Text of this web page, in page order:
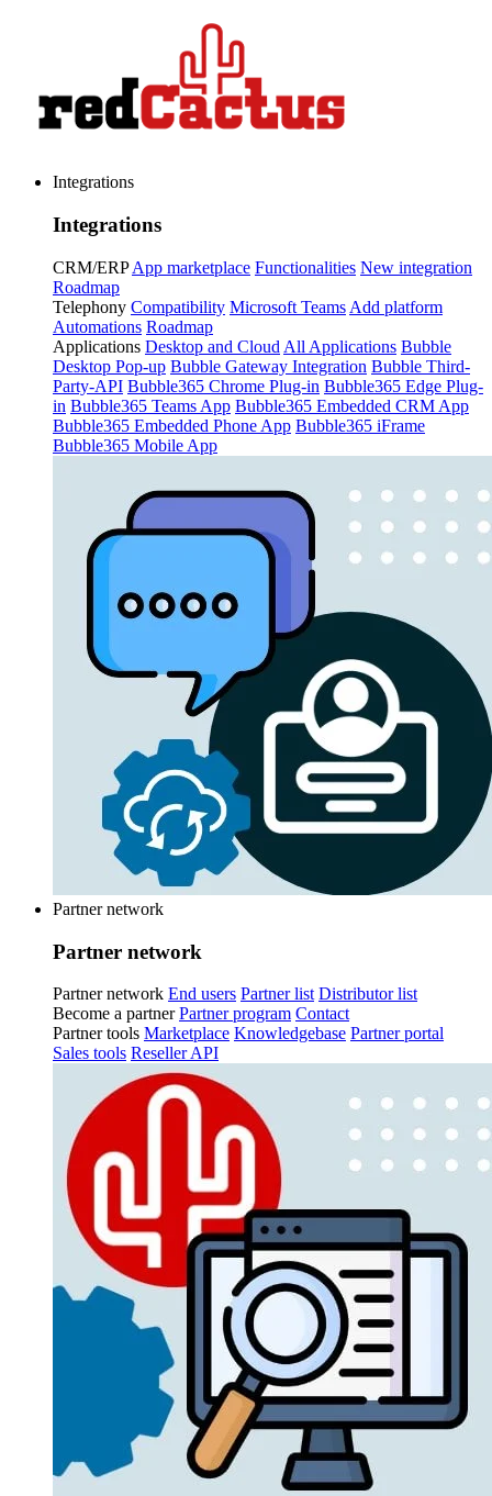
Integrations
Integrations
CRM/ERP App marketplace Functionalities New integration
Roadmap
Telephony Compatibility Microsoft Teams Add platform
Automations Roadmap
Applications Desktop and Cloud All Applications Bubble
Desktop Pop-up Bubble Gateway Integration Bubble Third-
Party-API Bubble365 Chrome Plug-in Bubble365 Edge Plug-
in Bubble365 Teams App Bubble365 Embedded CRM App
Bubble365 Embedded Phone App Bubble365 iFrame
Bubble365 Mobile App
Partner network
Partner network
Partner network End users Partner list Distributor list
Become a partner Partner program Contact
Partner tools Marketplace Knowledgebase Partner portal
Sales tools Reseller API